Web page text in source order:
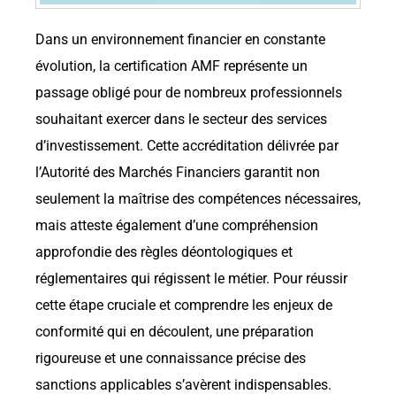
Dans un environnement financier en constante
évolution, la certification AMF représente un
passage obligé pour de nombreux professionnels
souhaitant exercer dans le secteur des services
d’investissement. Cette accré­ditation délivrée par
l’Autorité des Marchés Financiers garantit non
seulement la maîtrise des compétences nécessaires,
mais atteste également d’une compréhension
approfondie des règles déontologiques et
réglementaires qui régissent le métier. Pour réussir
cette étape cruciale et comprendre les enjeux de
conformité qui en découlent, une préparation
rigoureuse et une connaissance précise des
sanctions applicables s’avèrent indispensables.